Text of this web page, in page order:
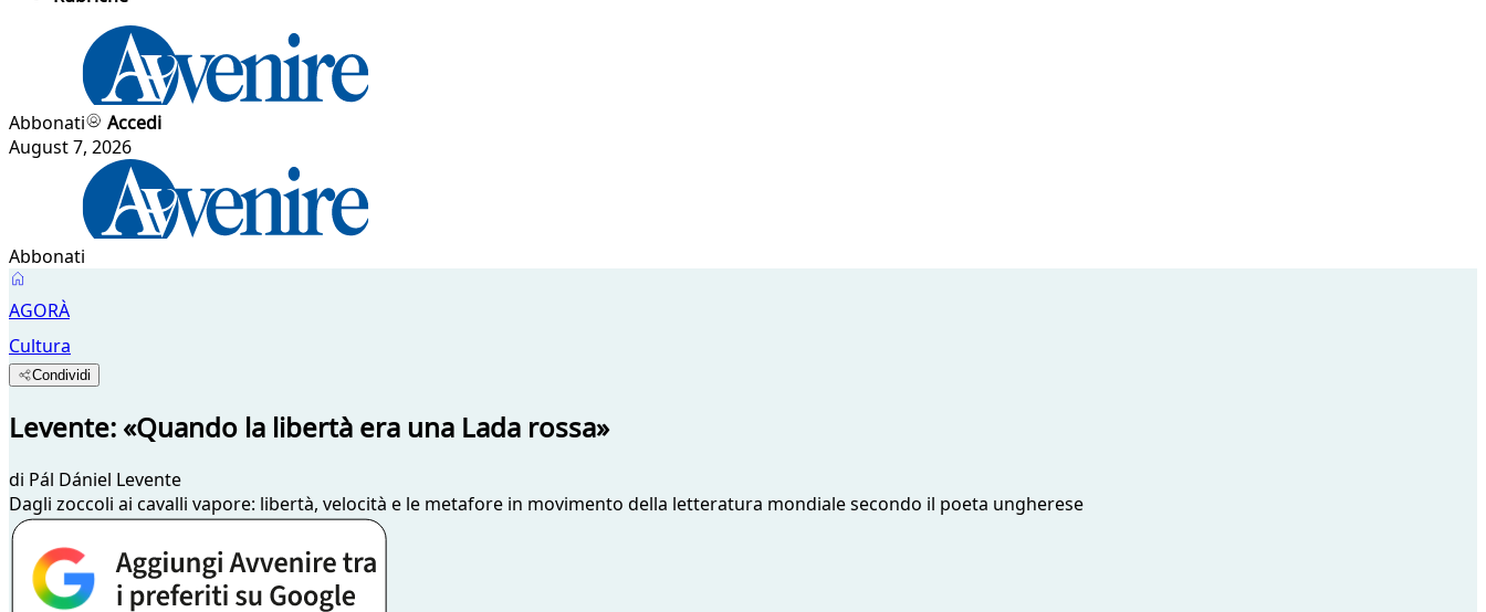
Abbonati
Accedi
August 7, 2026
Abbonati
AGORÀ
Cultura
Condividi
Levente: «Quando la libertà era una Lada rossa»
di Pál Dániel Levente
Dagli zoccoli ai cavalli vapore: libertà, velocità e le metafore in movimento della letteratura mondiale secondo il poeta ungherese